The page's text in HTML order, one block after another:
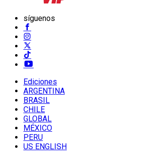
síguenos
Ediciones
ARGENTINA
BRASIL
CHILE
GLOBAL
MÉXICO
PERU
US ENGLISH